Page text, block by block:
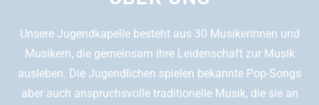
Unsere Jugendkapelle besteht aus 30 Musikerinnen und
Musikern, die gemeinsam ihre Leidenschaft zur Musik
ausleben. Die Jugendlichen spielen bekannte Pop-Songs
aber auch anspruchsvolle traditionelle Musik, die sie an